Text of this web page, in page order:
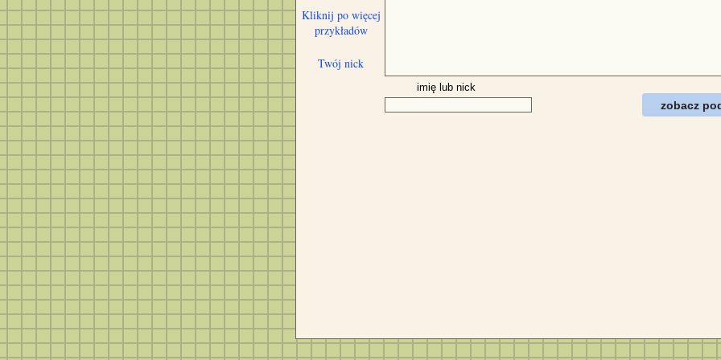
imię lub nick
zobacz
Kliknij po więcej
przykładów
Twój nick